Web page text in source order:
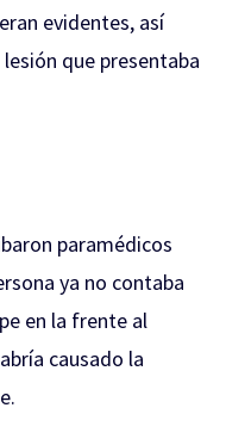
evidentes, así
que presentaba
paramédicos
ya no contaba
en la frente al
causado la